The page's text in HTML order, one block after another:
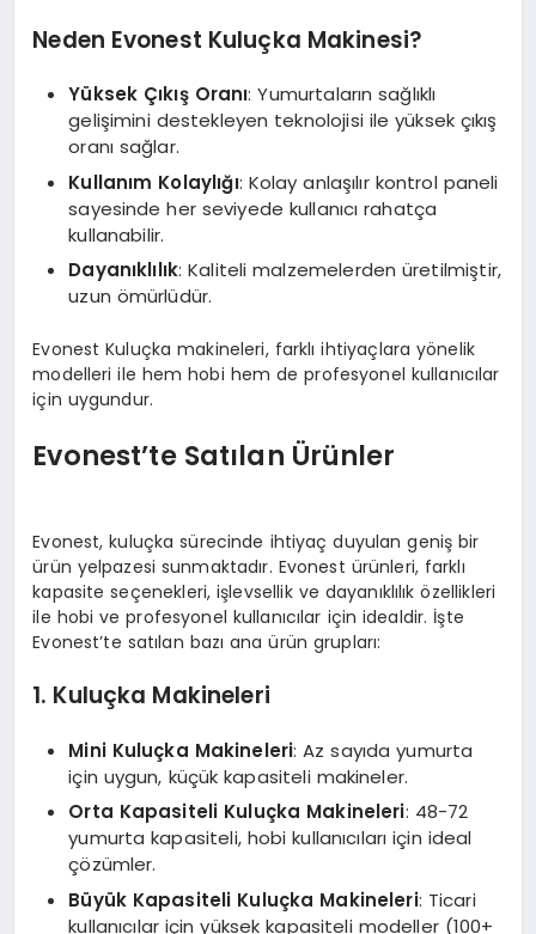
Neden Evonest Kuluçka Makinesi?
Yüksek Çıkış Oranı: Yumurtaların sağlıklı
gelişimini destekleyen teknolojisi ile yüksek çıkış
oranı sağlar.
Kullanım Kolaylığı: Kolay anlaşılır kontrol paneli
sayesinde her seviyede kullanıcı rahatça
kullanabilir.
Dayanıklılık: Kaliteli malzemelerden üretilmiştir,
uzun ömürlüdür.
Evonest Kuluçka makineleri, farklı ihtiyaçlara yönelik
modelleri ile hem hobi hem de profesyonel kullanıcılar
için uygundur.
Evonest’te Satılan Ürünler
Evonest, kuluçka sürecinde ihtiyaç duyulan geniş bir
ürün yelpazesi sunmaktadır. Evonest ürünleri, farklı
kapasite seçenekleri, işlevsellik ve dayanıklılık özellikleri
ile hobi ve profesyonel kullanıcılar için idealdir. İşte
Evonest’te satılan bazı ana ürün grupları:
1. Kuluçka Makineleri
Mini Kuluçka Makineleri: Az sayıda yumurta
için uygun, küçük kapasiteli makineler.
Orta Kapasiteli Kuluçka Makineleri: 48-72
yumurta kapasiteli, hobi kullanıcıları için ideal
çözümler.
Büyük Kapasiteli Kuluçka Makineleri: Ticari
kullanıcılar için yüksek kapasiteli modeller (100+